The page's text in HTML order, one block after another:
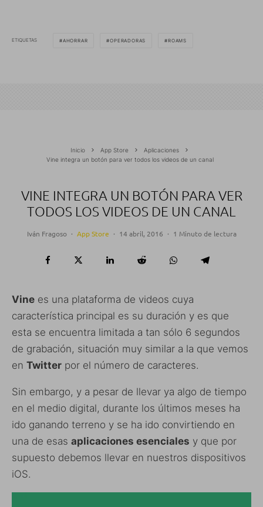
ETIQUETAS AHORRAR OPERADORAS ROAMS
Inicio App Store
Aplicaciones
Vine integra un botón para ver todos los videos de un canal
VINE INTEGRA UN BOTÓN PARA VER
TODOS LOS VIDEOS DE UN CANAL
Iván Fragoso · App Store · 14 abril, 2016 · 1 Minuto de lectura
Vine es una plataforma de videos cuya
característica principal es su duración y es que
esta se encuentra limitada a tan sólo 6 segundos
de grabación, situación muy similar a la que vemos
en Twitter por el número de caracteres.
Sin embargo, y a pesar de llevar ya algo de tiempo
en el medio digital, durante los últimos meses ha
ido ganando terreno y se ha ido convirtiendo en
una de esas aplicaciones esenciales y que por
supuesto debemos llevar en nuestros dispositivos
iOS.